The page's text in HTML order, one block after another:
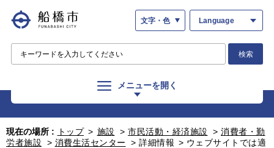
文字・色 Language
検索
メニューを開く
現在の場所 : トップ > 施設 > 市民活動・経済施設 > 消費者・勤
労者施設
> 消費生活センター > 詳細情報 > ウェブサイトでは適